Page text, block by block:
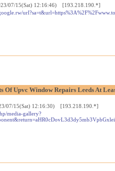
07/15(Sat) 12:16:46) [193.218.190.*]
Of Upvc Window Repairs Leeds At
07/15(Sat) 12:16:30) [193.218.190.*]
media-gallery?